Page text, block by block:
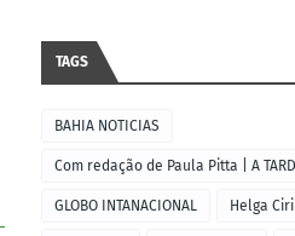
TAGS
BAHIA NOTICIAS
Com redação de Paula Pitta | A
GLOBO INTANACIONAL Helga